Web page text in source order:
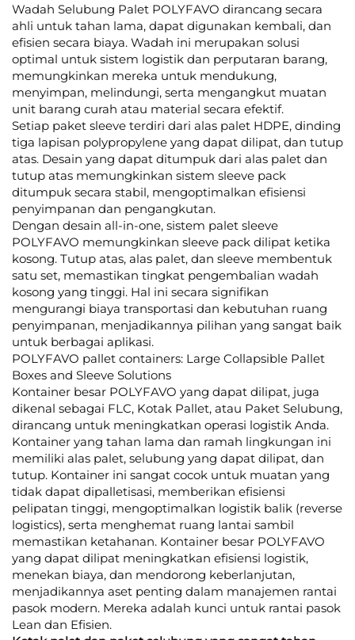
Wadah Selubung Palet POLYFAVO dirancang secara
ahli untuk tahan lama, dapat digunakan kembali, dan
efisien secara biaya. Wadah ini merupakan solusi
optimal untuk sistem logistik dan perputaran barang,
memungkinkan mereka untuk mendukung,
menyimpan, melindungi, serta mengangkut muatan
unit barang curah atau material secara efektif.
Setiap paket sleeve terdiri dari alas palet HDPE, dinding
tiga lapisan polypropylene yang dapat dilipat, dan tutup
atas. Desain yang dapat ditumpuk dari alas palet dan
tutup atas memungkinkan sistem sleeve pack
ditumpuk secara stabil, mengoptimalkan efisiensi
penyimpanan dan pengangkutan.
Dengan desain all-in-one, sistem palet sleeve
POLYFAVO memungkinkan sleeve pack dilipat ketika
kosong. Tutup atas, alas palet, dan sleeve membentuk
satu set, memastikan tingkat pengembalian wadah
kosong yang tinggi. Hal ini secara signifikan
mengurangi biaya transportasi dan kebutuhan ruang
penyimpanan, menjadikannya pilihan yang sangat baik
untuk berbagai aplikasi.
POLYFAVO pallet containers: Large Collapsible Pallet
Boxes and Sleeve Solutions
Kontainer besar POLYFAVO yang dapat dilipat, juga
dikenal sebagai FLC, Kotak Pallet, atau Paket Selubung,
dirancang untuk meningkatkan operasi logistik Anda.
Kontainer yang tahan lama dan ramah lingkungan ini
memiliki alas palet, selubung yang dapat dilipat, dan
tutup. Kontainer ini sangat cocok untuk muatan yang
tidak dapat dipalletisasi, memberikan efisiensi
pelipatan tinggi, mengoptimalkan logistik balik (reverse
logistics), serta menghemat ruang lantai sambil
memastikan ketahanan. Kontainer besar POLYFAVO
yang dapat dilipat meningkatkan efisiensi logistik,
menekan biaya, dan mendorong keberlanjutan,
menjadikannya aset penting dalam manajemen rantai
pasok modern. Mereka adalah kunci untuk rantai pasok
Lean dan Efisien.